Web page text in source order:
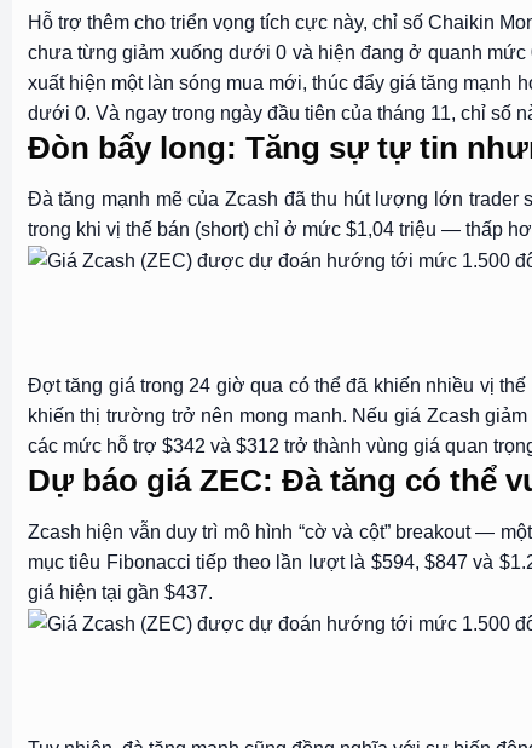
Hỗ trợ thêm cho triển vọng tích cực này, chỉ số Chaikin
chưa từng giảm xuống dưới 0 và hiện đang ở quanh
xuất hiện một làn sóng mua mới, thúc đẩy giá tăng mạnh
dưới 0. Và ngay trong ngày đầu tiên của tháng 11, chỉ số
Đòn bẩy long: Tăng sự tự tin
Đà tăng mạnh mẽ của Zcash đã thu hút lượng lớn trader
trong khi vị thế bán (short) chỉ ở mức $1,04 triệu — thấp
Đợt tăng giá trong 24 giờ qua có thể đã khiến nhiều vị
khiến thị trường trở nên mong manh. Nếu giá Zcash
các mức hỗ trợ $342 và $312 trở thành vùng giá quan
Dự báo giá ZEC: Đà tăng có thể
Zcash hiện vẫn duy trì mô hình “cờ và cột” breakout —
mục tiêu Fibonacci tiếp theo lần lượt là $594, $847 và
giá hiện tại gần $437.